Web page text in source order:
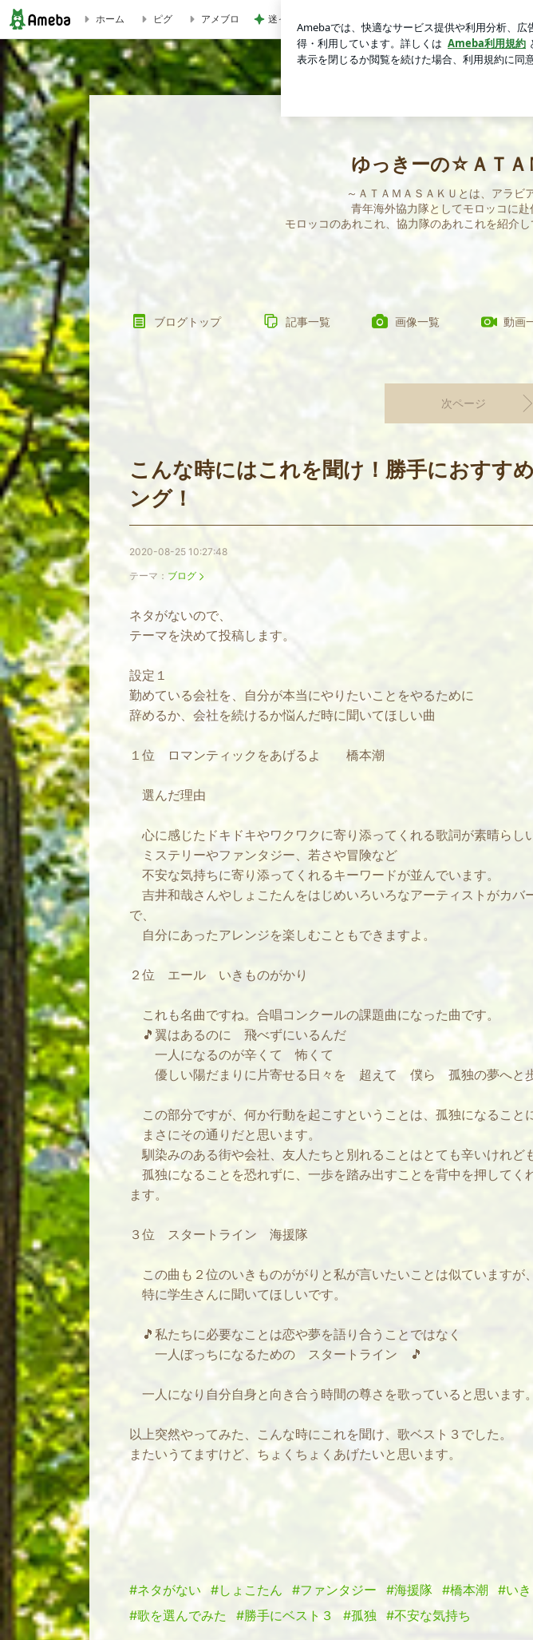
ゆっきーの☆ＡＴＡＭＡＳＡＫＵ☆ブログ
ホーム ピグ アメブロ 迷った末に選んだ季節のパフェ
ゆっきーの☆ＡＴ
～ＡＴＡＭＡＳＡＫＵとは、アラビ
青年海外協力隊としてモロッコに
モロッコのあれこれ、協力隊のあれこれを紹介
ブログトップ 記事一覧 画像一覧 動画
次ページ
こんな時にはこれを聞け！勝手におすす
ング！
2020-08-25 10:27:48
テーマ： ブログ
ネタがないので、
テーマを決めて投稿します。
設定１
勤めている会社を、自分が本当にやりたいことをやるために
辞めるか、会社を続けるか悩んだ時に聞いてほしい曲
１位 ロマンティックをあげるよ 橋本潮
選んだ理由
心に感じたドキドキやワクワクに寄り添ってくれる歌詞が素晴らし
ミステリーやファンタジー、若さや冒険など
不安な気持ちに寄り添ってくれるキーワードが並んでいます。
吉井和哉さんやしょこたんをはじめいろいろなアーティストがカバ
で、
自分にあったアレンジを楽しむこともできますよ。
２位 エール いきものがかり
これも名曲ですね。合唱コンクールの課題曲になった曲です。
🎵翼はあるのに 飛べずにいるんだ
一人になるのが辛くて 怖くて
優しい陽だまりに片寄せる日々を 超えて 僕ら 孤独の夢へと
この部分ですが、何か行動を起こすということは、孤独になること
まさにその通りだと思います。
馴染みのある街や会社、友人たちと別れることはとても辛いけれども
孤独になることを恐れずに、一歩を踏み出すことを背中を押してく
ます。
３位 スタートライン 海援隊
この曲も２位のいきものががりと私が言いたいことは似ていますが、
特に学生さんに聞いてほしいです。
🎵私たちに必要なことは恋や夢を語り合うことではなく
一人ぼっちになるための スタートライン 🎵
一人になり自分自身と向き合う時間の尊さを歌っていると思います。
以上突然やってみた、こんな時にこれを聞け、歌ベスト３でした。
またいうてますけど、ちょくちょくあげたいと思います。
#ネタがない #しょこたん #ファンタジー #海援隊 #橋本潮
#いき
#歌を選んでみた
#勝手にベスト３ #孤独 #不安な気持ち